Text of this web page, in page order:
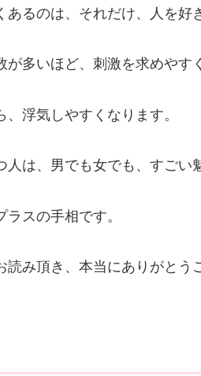
あるのは、それだけ、人を好
が多いほど、刺激を求めやす
、浮気しやすくなります。
人は、男でも女でも、すごい
スの手相です。
読み頂き、本当にありがとう